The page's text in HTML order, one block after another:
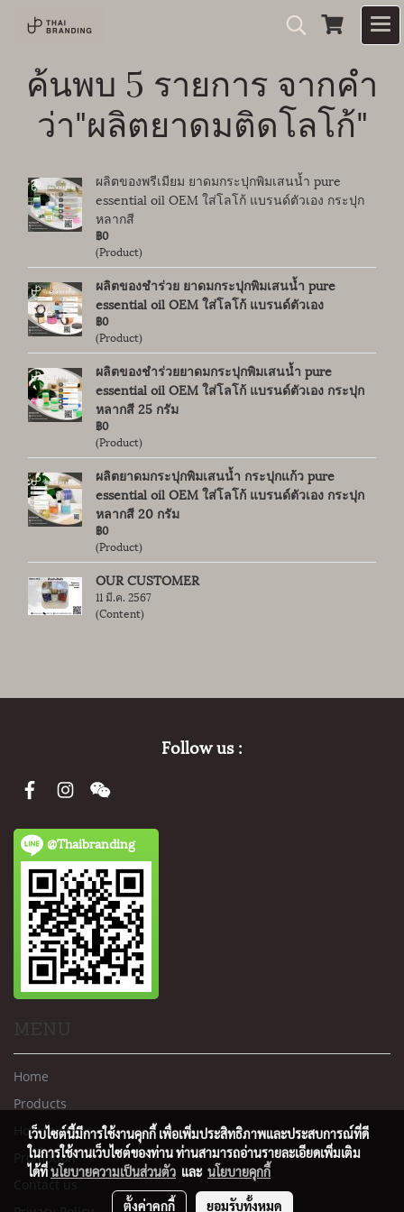
ค้นพบ 5 รายการ จากคำ
ว่า"ผลิตยาดมติดโลโก้"
ผลิตของพรีเมียม ยาดมกระปุกพิมเสนน้ำ pure
essential oil OEM ใส่โลโก้ แบรนด์ตัวเอง กระปุก
หลากสี
฿0
(Product)
ผลิตของชำร่วย ยาดมกระปุกพิมเสนน้ำ pure
essential oil OEM ใส่โลโก้ แบรนด์ตัวเอง
฿0
(Product)
ผลิตของชำร่วยยาดมกระปุกพิมเสนน้ำ pure
essential oil OEM ใส่โลโก้ แบรนด์ตัวเอง กระปุก
หลากสี 25 กรัม
฿0
(Product)
ผลิตยาดมกระปุกพิมเสนน้ำ กระปุกแก้ว pure
essential oil OEM ใส่โลโก้ แบรนด์ตัวเอง กระปุก
หลากสี 20 กรัม
฿0
(Product)
OUR CUSTOMER
11 มี.ค. 2567
(Content)
Follow us :
@Thaibranding
Home
Products
How to order
Promotion
Contact us
เว็บไซต์นี้มีการใช้งานคุกกี้ เพื่อเพิ่มประสิทธิภาพและประสบการณ์ที่ดี
ในการใช้งานเว็บไซต์ของท่าน ท่านสามารถอ่านรายละเอียดเพิ่มเติม
ได้ที่นโยบายความเป็นส่วนตัว และ นโยบายคุกกี้
ตั้งค่าคุกกี้ ยอมรับทั้งหมด